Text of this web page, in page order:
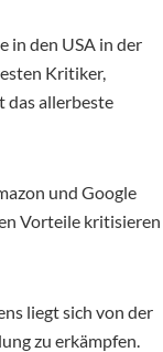
in den USA in der
Kritiker,
das allerbeste
und Google
Vorteile kritisieren
liegt sich von der
zu erkämpfen.